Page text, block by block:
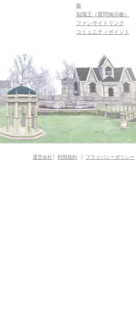
板
知識王（質問掲示板）
ファンサイトリンク
コミュニティポイント
運営会社 利用規約 プライバシーポリシー